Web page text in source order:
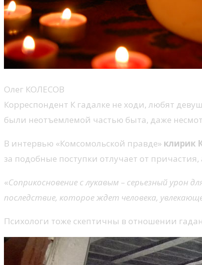
Олег КОЛЕСОВ
Корреспондент К гадалке не ходи, любят
были неотъемлемой частью быта, даже
В интервью «Комсомольской правде» клирик
за подобные поступки отлучает от
«Соприкосновение с лукавым – серьезный урон
последствие, которое ждет человека,
Психологи тоже скептичны в отношении